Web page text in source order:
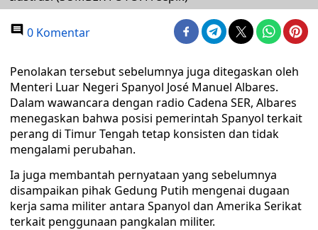
0 Komentar
Penolakan tersebut sebelumnya juga ditegaskan oleh
Menteri Luar Negeri Spanyol José Manuel Albares.
Dalam wawancara dengan radio Cadena SER, Albares
menegaskan bahwa posisi pemerintah Spanyol terkait
perang di Timur Tengah tetap konsisten dan tidak
mengalami perubahan.
Ia juga membantah pernyataan yang sebelumnya
disampaikan pihak Gedung Putih mengenai dugaan
kerja sama militer antara Spanyol dan Amerika Serikat
terkait penggunaan pangkalan militer.